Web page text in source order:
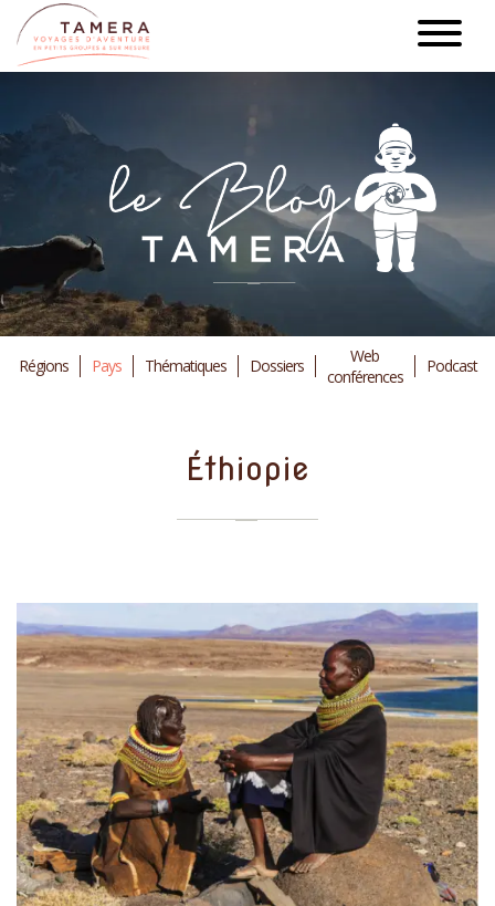
Aller
au
contenu
Régions Pays Thématiques Dossiers
Web
conférences
Podcast
Éthiopie